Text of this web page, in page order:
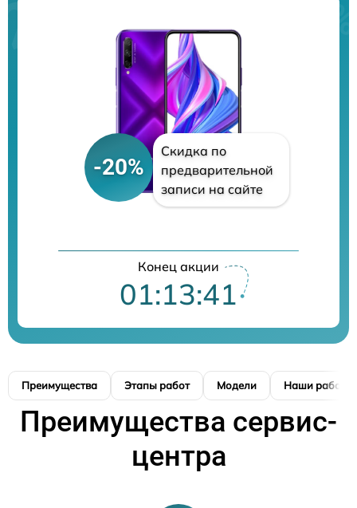
-20%
Скидка по
предварительной
записи на сайте
Конец акции
01:13:40
Преимущества Этапы работ Модели Наши работы
Преимущества сервис-
центра